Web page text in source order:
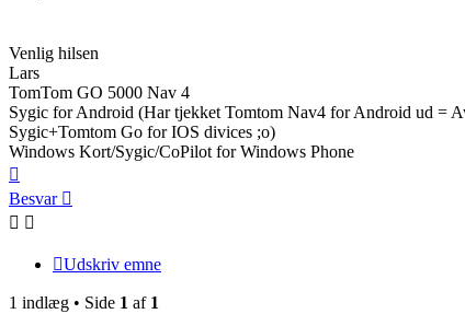
Venlig hilsen
Lars
TomTom GO 5000 Nav 4
Sygic for Android (Har tjekket Tomtom Nav4 for Android ud =
Sygic+Tomtom Go for IOS divices ;o)
Windows Kort/Sygic/CoPilot for Windows Phone
Besvar
Udskriv emne
1 indlæg • Side 1 af 1